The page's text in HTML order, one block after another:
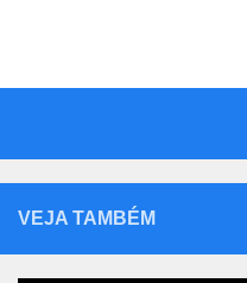
VEJA TAMBÉM